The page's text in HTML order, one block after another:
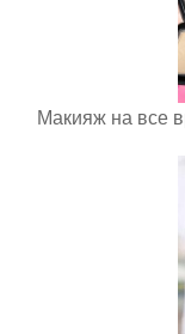
Макияж на все